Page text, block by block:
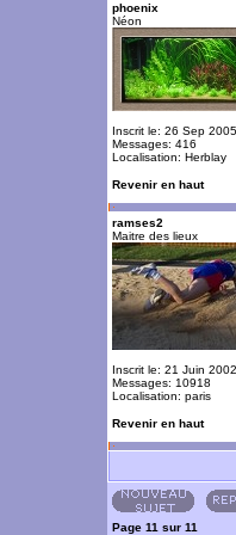
phoenix
Néon
Inscrit le: 26 Sep 2005
Messages: 416
Localisation: Herblay
Revenir en haut
ramses2
Maitre des lieux
Inscrit le: 21 Juin 2002
Messages: 10918
Localisation: paris
Revenir en haut
Page 11 sur 11